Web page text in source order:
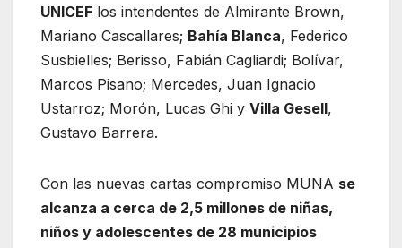
UNICEF los intendentes de Almirante Brown,
Mariano Cascallares; Bahía Blanca, Federico
Susbielles; Berisso, Fabián Cagliardi; Bolívar,
Marcos Pisano; Mercedes, Juan Ignacio
Ustarroz; Morón, Lucas Ghi y Villa Gesell,
Gustavo Barrera.
Con las nuevas cartas compromiso MUNA se
alcanza a cerca de 2,5 millones de niñas,
niños y adolescentes de 28 municipios